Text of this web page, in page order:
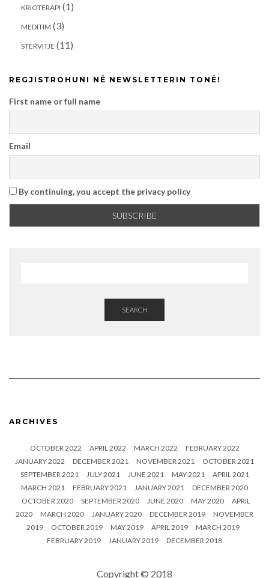
KRIOTERAPI (1)
MEDITIM (3)
STËRVITJE (11)
REGJISTROHUNI NË NEWSLETTERIN TONË!
First name or full name
Email
By continuing, you accept the privacy policy
SEARCH
ARCHIVES
OCTOBER 2022 APRIL 2022 MARCH 2022
FEBRUARY 2022
JANUARY 2022
DECEMBER 2021 NOVEMBER 2021
OCTOBER 2021
SEPTEMBER 2021
JULY 2021 JUNE 2021 MAY 2021
APRIL 2021
MARCH 2021
FEBRUARY 2021 JANUARY 2021
DECEMBER 2020
OCTOBER 2020
SEPTEMBER 2020 JUNE 2020 MAY 2020
APRIL
2020
MARCH 2020 JANUARY 2020 DECEMBER 2019
NOVEMBER
2019
OCTOBER 2019 MAY 2019 APRIL 2019
MARCH 2019
FEBRUARY 2019
JANUARY 2019 DECEMBER 2018
Copyright © 2018